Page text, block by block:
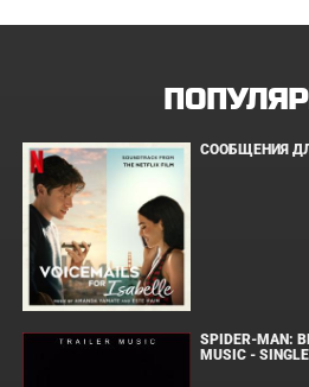
СООБЩЕНИЯ
SPIDER-MAN:
MUSIC - SINGLE